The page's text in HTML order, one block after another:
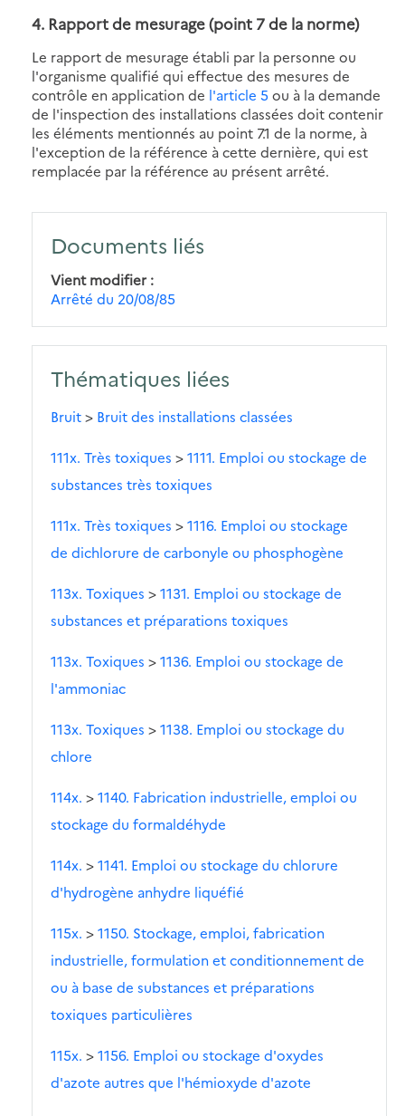
4. Rapport de mesurage (point 7 de la norme)
Le rapport de mesurage établi par la personne ou
l'organisme qualifié qui effectue des mesures de
contrôle en application de l'article 5 ou à la demande
de l'inspection des installations classées doit contenir
les éléments mentionnés au point 7.1 de la norme, à
l'exception de la référence à cette dernière, qui est
remplacée par la référence au présent arrêté.
Documents liés
Vient modifier
Arrêté du 20/08/85
Thématiques liées
Bruit> Bruit des installations classées
111x. Très toxiques >1111. Emploi ou stockage de
substances très toxiques
111x. Très toxiques >1116. Emploi ou stockage
de dichlorure de carbonyle ou phosphogène
113x. Toxiques >1131. Emploi ou stockage de
substances et préparations toxiques
113x. Toxiques >1136. Emploi ou stockage de
l'ammoniac
113x. Toxiques >1138. Emploi ou stockage du
chlore
114x. >1140. Fabrication industrielle, emploi ou
stockage du formaldéhyde
114x. >1141. Emploi ou stockage du chlorure
d'hydrogène anhydre liquéfié
115x. >1150. Stockage, emploi, fabrication
industrielle, formulation et conditionnement de
ou à base de substances et préparations
toxiques particulières
115x. >1156. Emploi ou stockage d'oxydes
d'azote autres que l'hémioxyde d'azote